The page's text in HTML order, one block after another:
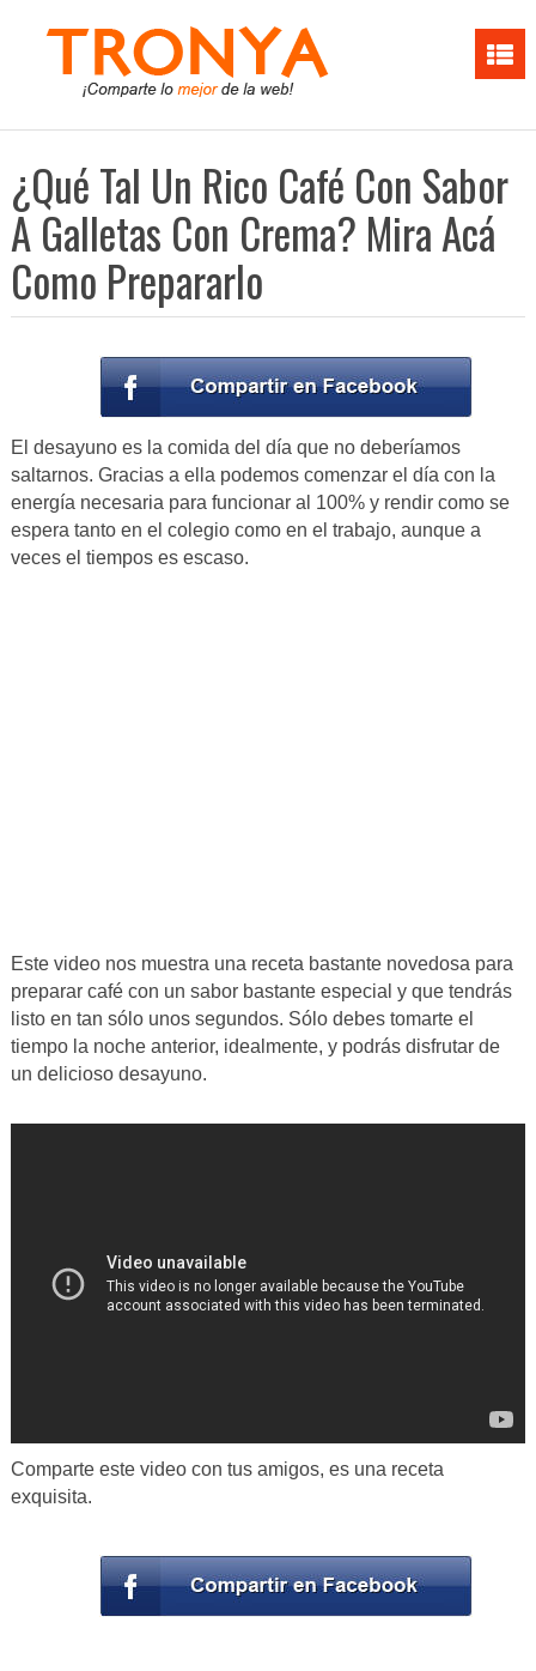
¿Qué Tal Un Rico Café Con Sabor
A Galletas Con Crema? Mira Acá
Como Prepararlo
El desayuno es la comida del día que no deberíamos
saltarnos. Gracias a ella podemos comenzar el día con la
energía necesaria para funcionar al 100% y rendir como se
espera tanto en el colegio como en el trabajo, aunque a
veces el tiempos es escaso.
Este video nos muestra una receta bastante novedosa para
preparar café con un sabor bastante especial y que tendrás
listo en tan sólo unos segundos. Sólo debes tomarte el
tiempo la noche anterior, idealmente, y podrás disfrutar de
un delicioso desayuno.
Comparte este video con tus amigos, es una receta
exquisita.